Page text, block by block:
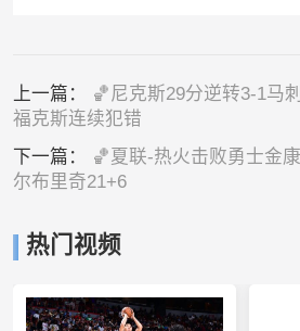
上一篇：
🏀尼克斯29分逆转3-1马
福克斯连续犯错
下一篇：
🏀夏联-热火击败勇士金
尔布里奇21+6
热门视频